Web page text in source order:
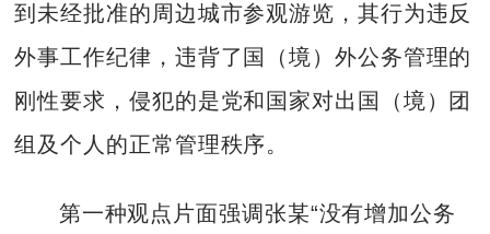
到未经批准的周边城市参观游览，其行为违反
外事工作纪律，违背了国（境）外公务管理的
刚性要求，侵犯的是党和国家对出国（境）团
组及个人的正常管理秩序。
第一种观点片面强调张某“没有增加公务